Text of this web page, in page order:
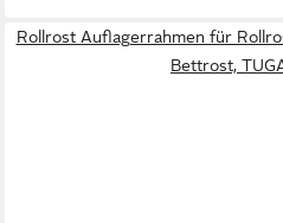
Rollrost Auflagerrahmen für
Bettrost,